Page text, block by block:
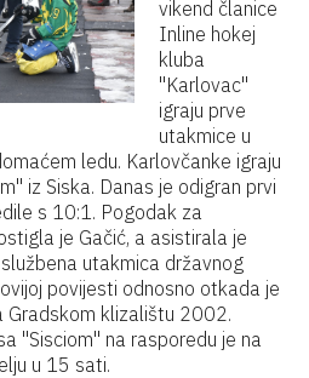
vikend članice
Inline hokej
kluba
"Karlovac"
igraju prve
utakmice u
ledu. Karlovčanke igraju
iz Siska. Danas je odigran prvi
s 10:1. Pogodak za
je Gačić, a asistirala je
utakmica državnog
povijesti odnosno otkada je
Gradskom klizalištu 2002.
"Sisciom" na rasporedu je na
u 15 sati.